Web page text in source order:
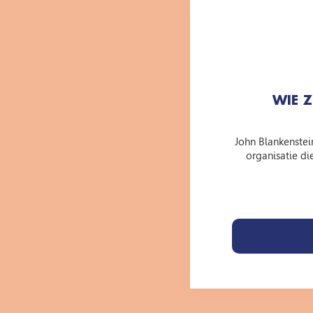
WIE
John
organisatie